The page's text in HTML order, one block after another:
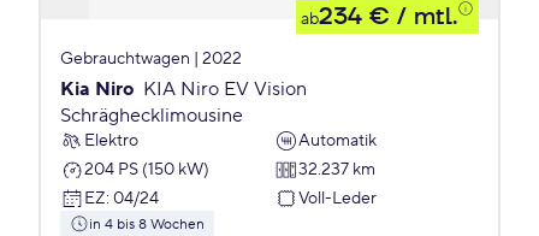
ab234 € / mtl.
Gebrauchtwagen | 2022
Kia Niro KIA Niro EV Vision
Schräghecklimousine
Elektro
Automatik
204 PS (150 kW)
32.237 km
EZ: 04/24 Voll-Leder
in 4 bis 8 Wochen